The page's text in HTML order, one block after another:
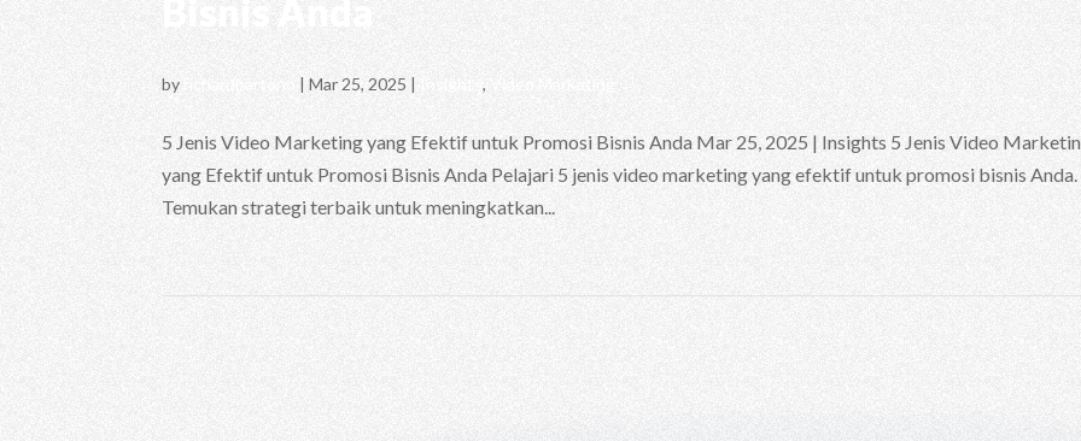
by |Mar 25, 2025 | Insights,
5 Jenis Video Marketing yang Efektif untuk Promosi Bisnis Anda Mar 25, 2025 | Insights 5 Jenis Video
yang Efektif untuk Promosi Bisnis Anda Pelajari 5 jenis video marketing yang efektif untuk promosi bisnis Anda.
Temukan strategi terbaik untuk meningkatkan...